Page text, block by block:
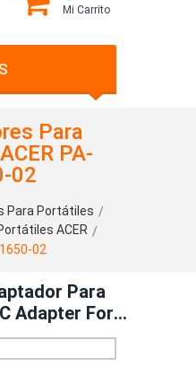
Mi Carrito
Para
PA-
02
Para Portátiles
ACER
02
Para
Adapter For
1650-02
Cord